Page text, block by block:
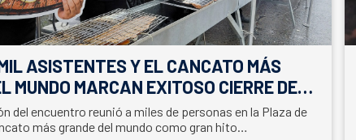
ASISTENTES Y EL CANCATO MÁS
MUNDO MARCAN EXITOSO CIERRE DE
DEL SALMÓN
del encuentro reunió a miles de personas en la Plaza de
más grande del mundo como gran hito…